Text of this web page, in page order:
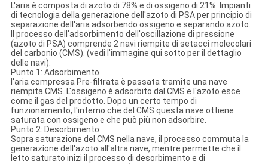
L'aria è composta di azoto di 78% e di ossigeno di 21%. Impianti
di tecnologia della generazione dell'azoto di PSA per principio di
separazione dell'aria adsorbendo ossigeno e separando azoto.
Il processo dell'adsorbimento dell'oscillazione di pressione
(azoto di PSA) comprende 2 navi riempite di setacci molecolari
del carbonio (CMS). (vedi l'immagine qui sotto per il dettaglio
delle navi).
Punto 1: Adsorbimento
l'aria compressa Pre-filtrata è passata tramite una nave
riempita CMS. L'ossigeno è adsorbito dal CMS e l'azoto esce
come il gas del prodotto. Dopo un certo tempo di
funzionamento, l'interno che del CMS questa nave ottiene
saturata con ossigeno e che può più non adsorbire.
Punto 2: Desorbimento
Sopra saturazione del CMS nella nave, il processo commuta la
generazione dell'azoto all'altra nave, mentre permette che il
letto saturato inizi il processo di desorbimento e di